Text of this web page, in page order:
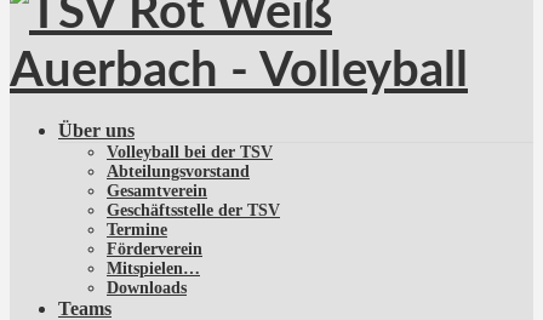
Über uns
Volleyball bei der TSV
Abteilungsvorstand
Gesamtverein
Geschäftsstelle der TSV
Termine
Förderverein
Mitspielen…
Downloads
Teams